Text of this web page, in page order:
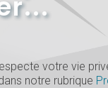
votre vie
notre rubrique